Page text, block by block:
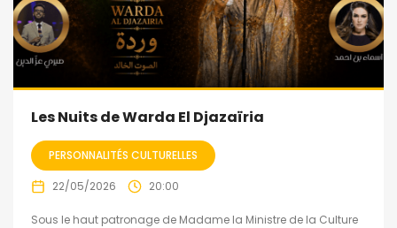
Les Nuits de Warda El Djazaïria
PERSONNALITÉS CULTURELLES
22/05/2026 20:00
Sous le haut patronage de Madame la Ministre de la Culture